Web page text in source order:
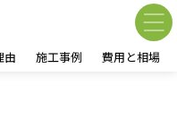
由 施工事例 費用と相場